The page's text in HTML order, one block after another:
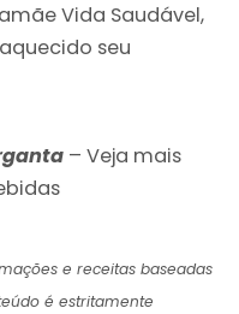
Vida Saudável,
seu
– Veja mais
e receitas baseadas
é estritamente